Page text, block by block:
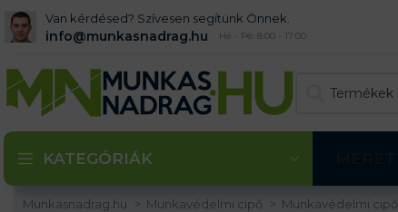
Van kérdésed? Szívesen segítünk Önnek.
info@munkasnadrag.hu Hé - Pé: 8:00 - 17:00
KATEGÓRIÁK
Munkasnadrag.hu Munkavédelmi cipő Munkavédelmi cipő